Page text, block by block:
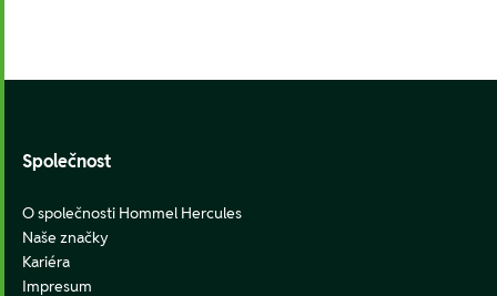
Společnost
O společnosti Hommel Hercules
Naše značky
Kariéra
Impresum